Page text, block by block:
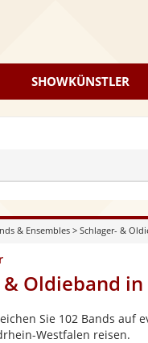
SHOWKÜNSTLER
& Ensembles> Schlager- &
& Oldieband
Sie 102 Bands auf
Westfalen reisen.